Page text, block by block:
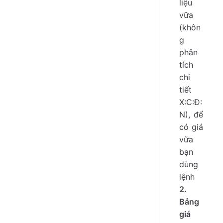
liệu
vữa
(khôn
g
phân
tích
chi
tiết
X:C:Đ:
N), để
có giá
vữa
bạn
dùng
lệnh
2.
Bảng
giá